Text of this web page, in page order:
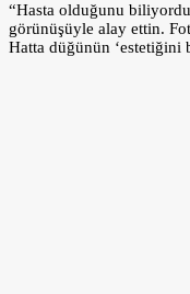
“Hasta olduğunu
görünüşüyle ​​alay ettin.
Hatta düğünün ‘estetiğini